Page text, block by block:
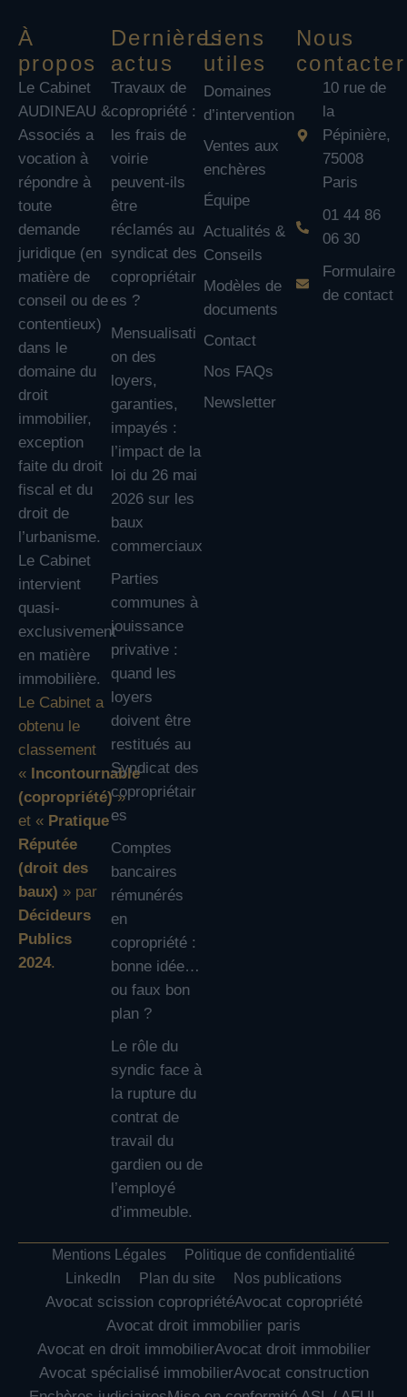
À
propos
Le Cabinet
AUDINEAU &
Associés a
vocation à
répondre à
toute
demande
juridique (en
matière de
conseil ou de
contentieux)
dans le
domaine du
droit
immobilier,
exception
faite du droit
fiscal et du
droit de
l’urbanisme.
Le Cabinet
intervient
quasi-
exclusivement
en matière
immobilière.
Le Cabinet a
obtenu le
classement
« Incontournable
(copropriété)»
et « Pratique
Réputée
(droit des
baux) » par
Décideurs
Publics
2024.
Dernières
actus
Travaux de
copropriété :
les frais de
voirie
peuvent-ils
être
réclamés au
syndicat des
copropriétair
es ?
Mensualisati
on des
loyers,
garanties,
impayés :
l’impact de la
loi du 26 mai
2026 sur les
baux
commerciaux
Parties
communes à
jouissance
privative :
quand les
loyers
doivent être
restitués au
Syndicat des
copropriétair
es
Comptes
bancaires
rémunérés
en
copropriété :
bonne idée…
ou faux bon
plan ?
Le rôle du
syndic face à
la rupture du
contrat de
travail du
gardien ou de
l’employé
d’immeuble.
Liens
utiles
Domaines
d’intervention
Ventes aux
enchères
Équipe
Actualités &
Conseils
Modèles de
documents
Contact
Nos FAQs
Newsletter
Nous
contacter
10 rue de
la
Pépinière,
75008
Paris
01 44 86
06 30
Formulaire
de contact
Mentions Légales
Politique de confidentialité
LinkedIn
Plan du site Nos publications
Avocat scission copropriétéAvocat copropriété
Avocat droit immobilier paris
Avocat en droit immobilierAvocat droit immobilier
Avocat spécialisé immobilierAvocat construction